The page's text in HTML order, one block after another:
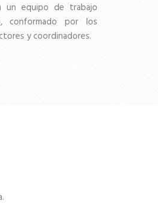
un equipo de trabajo
conformado por los
y coordinadores.